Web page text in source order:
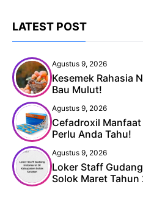
LATEST POST
Agustus 9, 2026
Kesemek Rahasia
Bau Mulut!
Agustus 9, 2026
Cefadroxil
Perlu Anda Tahu!
Agustus 9, 2026
Loker Staff
Solok Maret Tahun